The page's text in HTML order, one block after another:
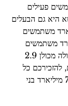
פעילים
היא גם הבעלים
עם 1.4 מיליארד משתמשים
עם 2 מיליארד משתמשים
להזכירכם כל
אוכלוסיית העולם מונה 7.96 מיליארד בני